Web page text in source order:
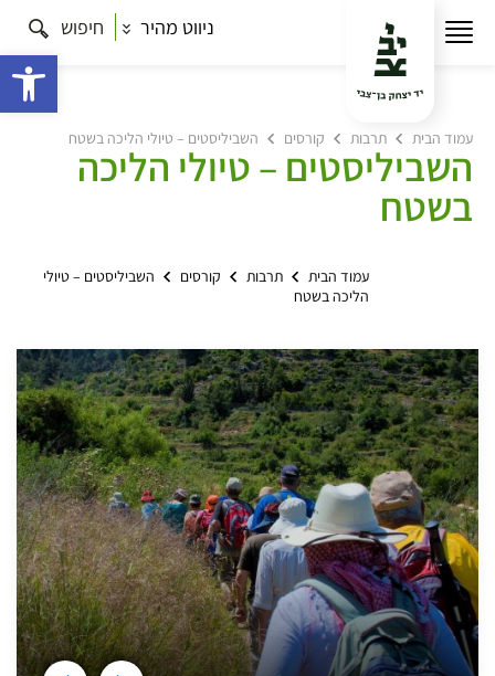
ניווט מהיר חיפוש
עמוד הבית תרבות קורסים השביליסטים – טיולי הליכה בשטח
השביליסטים – טיולי הליכה
בשטח
עמוד הבית תרבות קורסים
השביליסטים – טיולי
הליכה בשטח